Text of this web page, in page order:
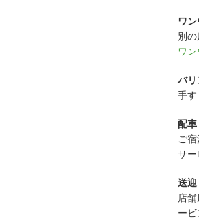
ワ
別
ワ
バリ
手す
配車
ご
サー
送迎
店
ー